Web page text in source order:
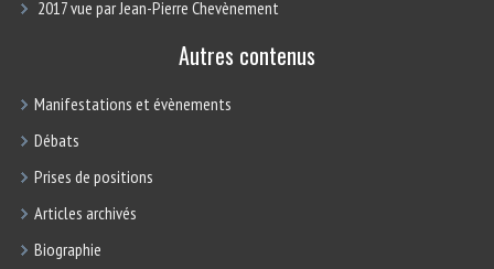
2017 vue par Jean-Pierre Chevènement
Autres contenus
Manifestations et évènements
Débats
Prises de positions
Articles archivés
Biographie